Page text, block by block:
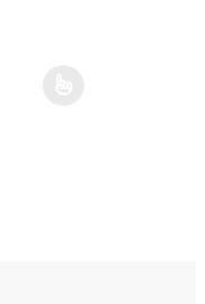
více variant. Možnosti